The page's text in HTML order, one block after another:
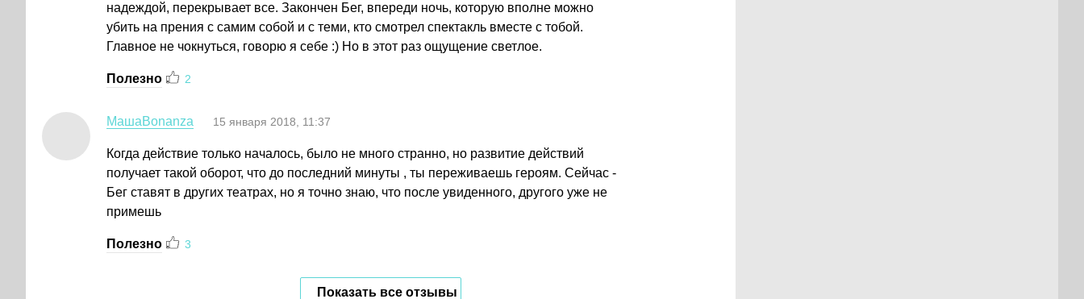
надеждой, перекрывает все. Закончен Бег, впереди ночь, которую вполне можно
убить на прения с самим собой и с теми, кто смотрел спектакль вместе с тобой.
Главное не чокнуться, говорю я себе :) Но в этот раз ощущение светлое.
Полезно 2
МашаBonanza 15 января 2018, 11:37
Когда действие только началось, было не много странно, но развитие действий
получает такой оборот, что до последний минуты , ты переживаешь героям. Сейчас -
Бег ставят в других театрах, но я точно знаю, что после увиденного, другого уже не
примешь
Полезно 3
Показать все отзывы